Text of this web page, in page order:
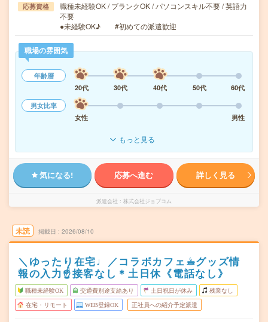
応募資格
職種未経験OK / ブランクOK / パソコンスキル不要 / 英語力
不要
●未経験OK♪ #初めての派遣歓迎
職場の雰囲気
年齢層
20代
30代 40代 50代
60代
男女比率
女性
男性
もっと見る
気になる! 応募へ進む 詳しく見る
派遣会社 株式会社ジョブコム
未読 掲載日 2026/08/10
＼ゆったり在宅♩／コラボカフェ☕︎グッズ情
報の入力☝接客なし＊土日休《電話なし》
職種未経験OK 交通費別途支給あり 土日祝日が休み 残業なし
在宅・リモート WEB登録OK 正社員への紹介予定派遣